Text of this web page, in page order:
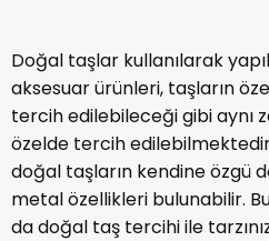
Doğal taşlar kullanılarak
aksesuar ürünleri, taşların
tercih edilebileceği gibi aynı
özelde tercih
doğal taşların kendine özgü
metal özellikleri bulunabilir.
da doğal taş tercihi ile